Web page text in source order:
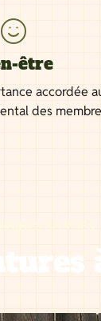
être
accordée
des